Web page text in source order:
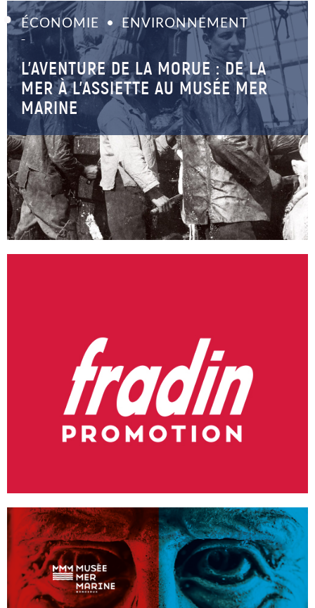
ÉCONOMIE ENVIRONNEMENT
–
L’AVENTURE DE LA MORUE : DE LA
MER À L’ASSIETTE AU MUSÉE MER
MARINE